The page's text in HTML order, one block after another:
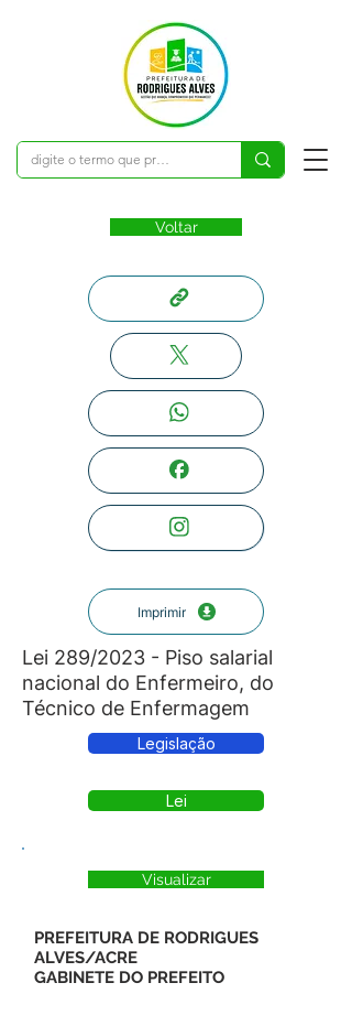
Voltar
Imprimir
Lei 289/2023 - Piso salarial
nacional do Enfermeiro, do
Técnico de Enfermagem
Legislação
Lei
Visualizar
PREFEITURA DE RODRIGUES
ALVES/ACRE
GABINETE DO PREFEITO